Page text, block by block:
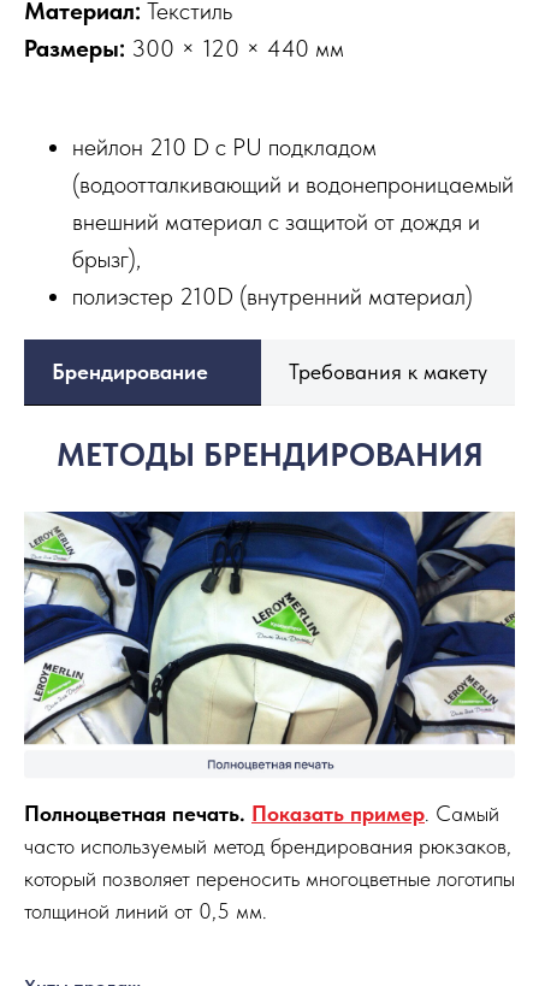
Материал: Текстиль
Размеры: 300 × 120 × 440 мм
нейлон 210 D с PU подкладом
(водоотталкивающий и водонепроницаемый
внешний материал с защитой от дождя и
брызг),
полиэстер 210D (внутренний материал)
Брендирование Требования к макету
МЕТОДЫ БРЕНДИРОВАНИЯ
Полноцветная печать. Показать пример. Самый
часто используемый метод брендирования рюкзаков,
который позволяет переносить многоцветные логотипы
толщиной линий от 0,5 мм.